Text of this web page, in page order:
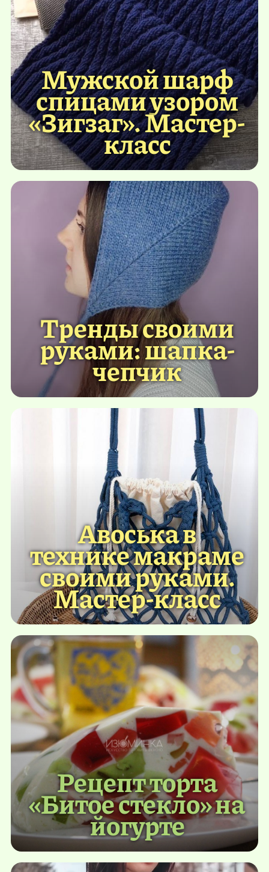
Мужской шарф
спицами узором
«Зигзаг». Мастер-
класс
Тренды своими
руками: шапка-
чепчик
Авоська в
технике макраме
своими руками.
Мастер-класс
Рецепт торта
«Битое стекло» на
йогурте